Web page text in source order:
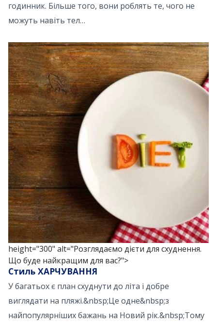
годинник. Більше того, вони роблять те, чого не
можуть навіть тел…
height="300" alt="Розглядаємо дієти для схуднення.
Що буде найкращим для вас?">
Стиль ХАРЧУВАННЯ
У багатьох є план схуднути до літа і добре
виглядати на пляжі.&nbsp;Це одне&nbsp;з
найпопулярніших бажань на Новий рік.&nbsp;Тому